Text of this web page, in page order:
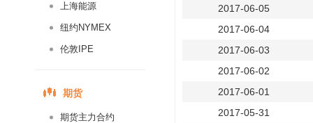
上海能源
纽约NYMEX
伦敦IPE
期货
期货主力合约
2017-06-05
2017-06-04
2017-06-03
2017-06-02
2017-06-01
2017-05-31